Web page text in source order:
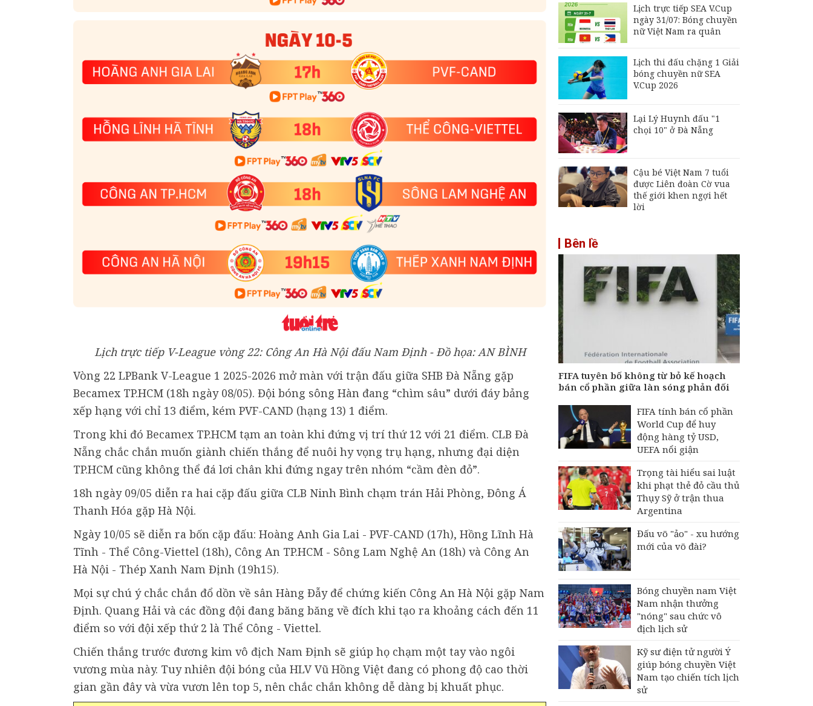
Lịch trực tiếp V-League vòng 22: Công An Hà Nội đấu Nam Định - Đồ họa: AN BÌNH
Vòng 22 LPBank V-League 1 2025-2026 mở màn với trận đấu giữa SHB Đà Nẵng gặp
Becamex TP.HCM (18h ngày 08/05). Đội bóng sông Hàn đang “chìm sâu” dưới đáy bảng
xếp hạng với chỉ 13 điểm, kém PVF-CAND (hạng 13) 1 điểm.
Trong khi đó Becamex TP.HCM tạm an toàn khi đứng vị trí thứ 12 với 21 điểm. CLB Đà
Nẵng chắc chắn muốn giành chiến thắng để nuôi hy vọng trụ hạng, nhưng đại diện
TP.HCM cũng không thể đá lơi chân khi đứng ngay trên nhóm “cầm đèn đỏ”.
18h ngày 09/05 diễn ra hai cặp đấu giữa CLB Ninh Bình chạm trán Hải Phòng, Đông Á
Thanh Hóa gặp Hà Nội.
Ngày 10/05 sẽ diễn ra bốn cặp đấu: Hoàng Anh Gia Lai - PVF-CAND (17h), Hồng Lĩnh Hà
Tĩnh - Thể Công-Viettel (18h), Công An TP.HCM - Sông Lam Nghệ An (18h) và Công An
Hà Nội - Thép Xanh Nam Định (19h15).
Mọi sự chú ý chắc chắn đổ dồn về sân Hàng Đẫy để chứng kiến Công An Hà Nội gặp Nam
Định. Quang Hải và các đồng đội đang băng băng về đích khi tạo ra khoảng cách đến 11
điểm so với đội xếp thứ 2 là Thể Công - Viettel.
Chiến thắng trước đương kim vô địch Nam Định sẽ giúp họ chạm một tay vào ngôi
vương mùa này. Tuy nhiên đội bóng của HLV Vũ Hồng Việt đang có phong độ cao thời
gian gần đây và vừa vươn lên top 5, nên chắc chắn không dễ dàng bị khuất phục.
Bảng xếp hạng chung
cuộc chặng 1 Giải
bóng chuyền nữ SEA
Lịch trực tiếp SEA V.Cup
ngày 31/07: Bóng chuyền
nữ Việt Nam ra quân
Lịch thi đấu chặng 1 Giải
bóng chuyền nữ SEA
V.Cup 2026
Lại Lý Huynh đấu "1
chọi 10" ở Đà Nẵng
Cậu bé Việt Nam 7 tuổi
được Liên đoàn Cờ vua
thế giới khen ngợi hết
lời
Bên lề
FIFA tuyên bố không từ bỏ kế hoạch
bán cổ phần giữa làn sóng phản đối
FIFA tính bán cổ phần
World Cup để huy
động hàng tỷ USD,
UEFA nổi giận
Trọng tài hiểu sai luật
khi phạt thẻ đỏ cầu thủ
Thụy Sỹ ở trận thua
Argentina
Đấu võ "ảo" - xu hướng
mới của võ đài?
Bóng chuyền nam Việt
Nam nhận thưởng
"nóng" sau chức vô
địch lịch sử
Kỹ sư điện tử người Ý
giúp bóng chuyền Việt
Nam tạo chiến tích lịch
sử